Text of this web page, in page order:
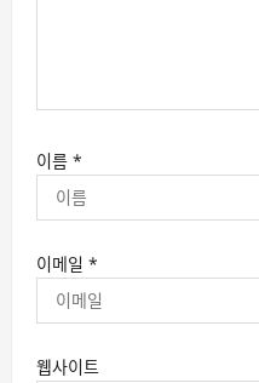
이름 *
이메일 *
웹사이트